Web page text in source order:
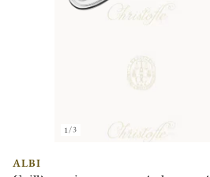
1/3
ALBI